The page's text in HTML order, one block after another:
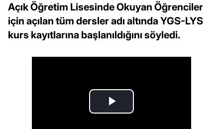
Açık Öğretim Lisesinde Okuyan Öğrenciler
için açılan tüm dersler adı altında YGS-LYS
kurs kayıtlarına başlanıldığını söyledi.